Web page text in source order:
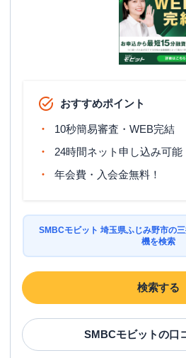
おすすめポイント
10秒簡易審査・WEB完結
24時間ネット申し込み可能
年会費・入会金無料！
SMBCモビット 埼玉県ふじみ野市の
機を検索
検索する
SMBCモビットの口